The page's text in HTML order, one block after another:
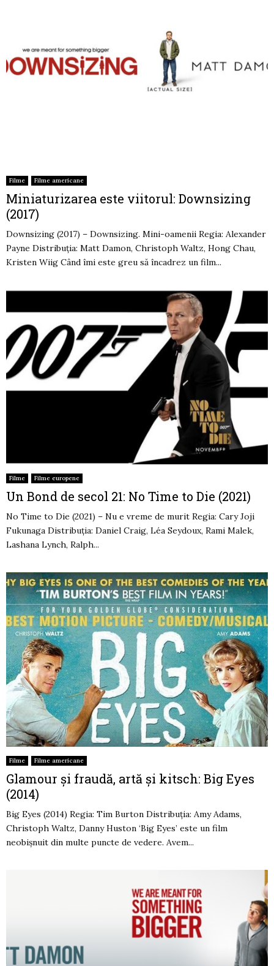
Filme Filme americane
Miniaturizarea este viitorul: Downsizing
(2017)
Downsizing (2017) – Downsizing. Mini-oamenii Regia: Alexander
Payne Distribuția: Matt Damon, Christoph Waltz, Hong Chau,
Kristen Wiig Când îmi este greu să încadrez un film...
Filme Filme europene
Un Bond de secol 21: No Time to Die (2021)
No Time to Die (2021) – Nu e vreme de murit Regia: Cary Joji
Fukunaga Distribuția: Daniel Craig, Léa Seydoux, Rami Malek,
Lashana Lynch, Ralph...
Filme Filme americane
Glamour și fraudă, artă și kitsch: Big Eyes
(2014)
Big Eyes (2014) Regia: Tim Burton Distribuția: Amy Adams,
Christoph Waltz, Danny Huston ‘Big Eyes’ este un film
neobișnuit din multe puncte de vedere. Avem...